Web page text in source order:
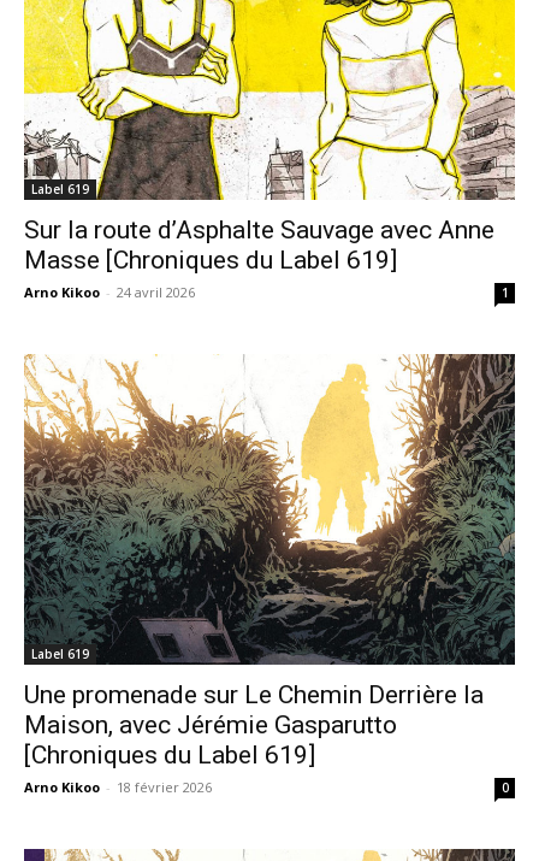
Label 619
Sur la route d’Asphalte Sauvage avec Anne
Masse [Chroniques du Label 619]
Arno Kikoo - 24 avril 2026 1
Label 619
Une promenade sur Le Chemin Derrière la
Maison, avec Jérémie Gasparutto
[Chroniques du Label 619]
Arno Kikoo - 18 février 2026 0